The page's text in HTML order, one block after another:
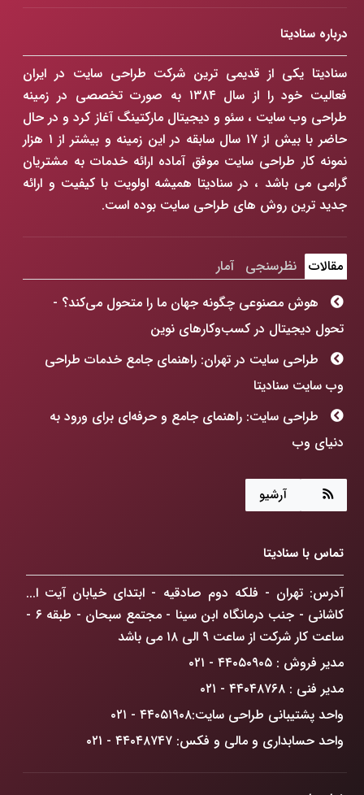
درباره سنادیتا
سنادیتا یکی از قدیمی ترین شرکت طراحی سایت در ایران
فعالیت خود را از سال ۱۳۸۴ به صورت تخصصی در زمینه
طراحی وب سایت ، سئو و دیجیتال مارکتینگ آغاز کرد و در حال
حاضر با بیش از ۱۷ سال سابقه در این زمینه و بیشتر از ۱ هزار
نمونه کار طراحی سایت موفق آماده ارائه خدمات به مشتریان
گرامی می باشد ، در سنادیتا همیشه اولویت با کیفیت و ارائه
جدید ترین روش های طراحی سایت بوده است.
مقالات نظرسنجی
آمار
هوش مصنوعی چگونه جهان ما را متحول می‌کند؟ -
تحول دیجیتال در کسب‌وکارهای نوین
طراحی سایت در تهران: راهنمای جامع خدمات طراحی
وب سایت سنادیتا
طراحی سایت: راهنمای جامع و حرفه‌ای برای ورود به
دنیای وب
هوش مصنوعی چگونه جهان ما را متحول می‌کند؟
طراحی سایت: فراتر از رنگ و فرم، ساخت پنجره‌ای به
کسب‌وکار شما را متحول می‌کند
راهکار افزایش فروش آنلاین در تهران: گذار از حضور
دیجیتال به سلطه بازار
ضرورت درک دیدگاه GoogleBot
آرشیو
تماس با سنادیتا
آدرس: تهران - فلکه دوم صادقیه - ابتدای خیابان آیت ا...
کاشانی - جنب درمانگاه ابن سینا - مجتمع سبحان - طبقه ۶ -
ساعت کار شرکت از ساعت ۹ الی ۱۸ می باشد
مدیر فروش : ۴۴۰۵۰۹۰۵ - ۰۲۱
مدیر فنی : ۴۴۰۴۸۷۶۸ - ۰۲۱
واحد پشتیبانی طراحی سایت:۴۴۰۵۱۹۰۸ - ۰۲۱
واحد حسابداری و مالی و فکس: ۴۴۰۴۸۷۴۷ - ۰۲۱